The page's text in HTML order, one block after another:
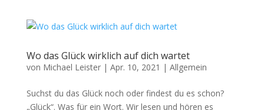
Wo das Glück wirklich auf dich wartet
von Michael Leister| Apr. 10, 2021 | Allgemein
Suchst du das Glück noch oder findest du es schon?
„Glück“. Was für ein Wort. Wir lesen und hören es